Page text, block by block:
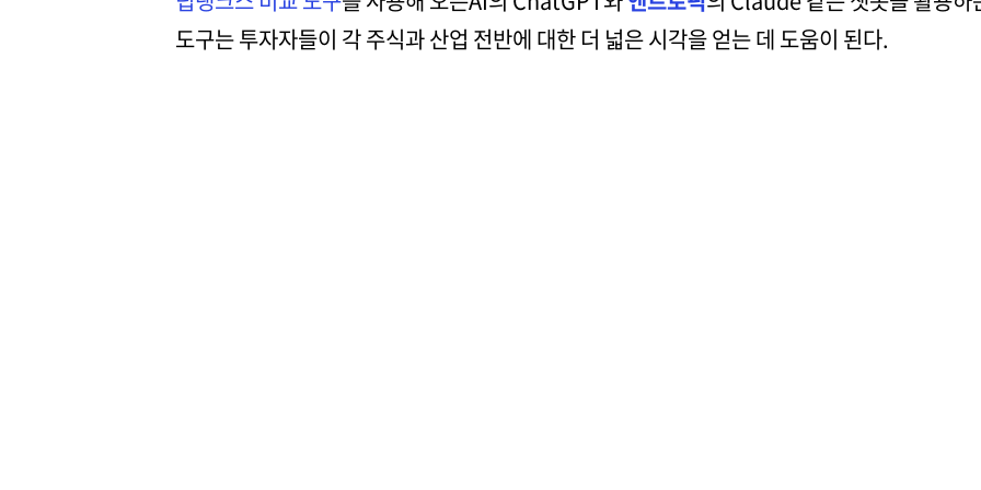
도구는 투자자들이 각 주식과 산업 전반에 대한 더 넓은 시각을 얻는 데 도움이 된다.